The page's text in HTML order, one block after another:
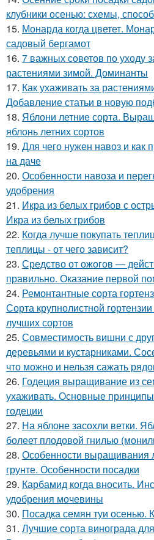
клубники осенью: схемы,
15. Монарда когда цветет.
садовый бергамот
16. 7 важных советов по уходу
растениями зимой. Доминанты
17. Как ухаживать за
Добавление статьи в новую
18. Яблони летние сорта.
яблонь летних сортов
19. Для чего нужен навоз и как
на даче
20. Особенности навоза и
удобрения
21. Икра из белых грибов с
Икра из белых грибов
22. Когда лучше покупать
теплицы - от чего зависит?
23. Средство от ожогов ―
правильно. Оказание первой
24. Ремонтантные сорта
Сорта крупнолистной
лучших сортов
25. Совместимость вишни с
деревьями и кустарниками.
что можно и нельзя сажать
26. Годеция выращивание из
ухаживать. Основные
годеции
27. На яблоне засохли ветки.
болеет плодовой гнилью
28. Особенности выращивания
грунте. Особенности посадки
29. Карбамид когда вносить.
удобрения мочевины
30. Посадка семян туи осенью.
31. Лучшие сорта винограда